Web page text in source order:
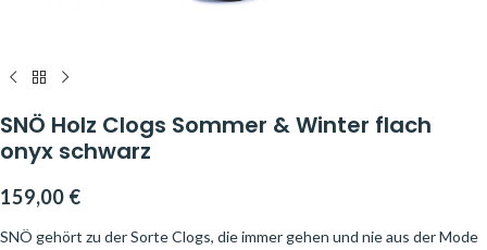
SNÖ Holz Clogs Sommer & Winter flach
onyx schwarz
159,00 €
SNÖ gehört zu der Sorte Clogs, die immer gehen und nie aus der Mode